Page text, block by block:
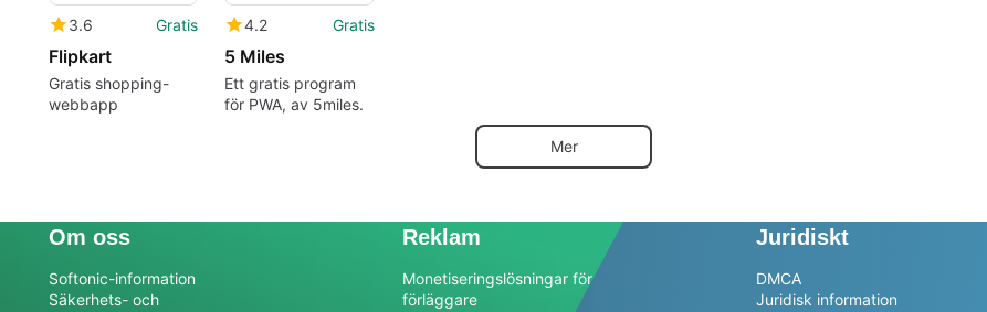
3.6 Gratis
Flipkart
Gratis shopping-
webbapp
4.2 Gratis
5 Miles
Ett gratis program
för PWA, av 5miles.
Mer
Om oss
Softonic-information
Säkerhets- och
Reklam
Monetiseringslösningar för
förläggare
Juridiskt
DMCA
Juridisk information